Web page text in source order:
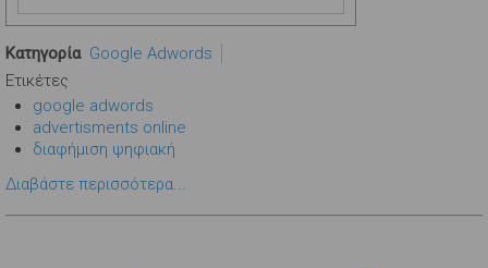
Κατηγορία Google Adwords
Ετικέτες
google adwords
advertisments online
διαφήμιση ψηφιακή
Διαβάστε περισσότερα...